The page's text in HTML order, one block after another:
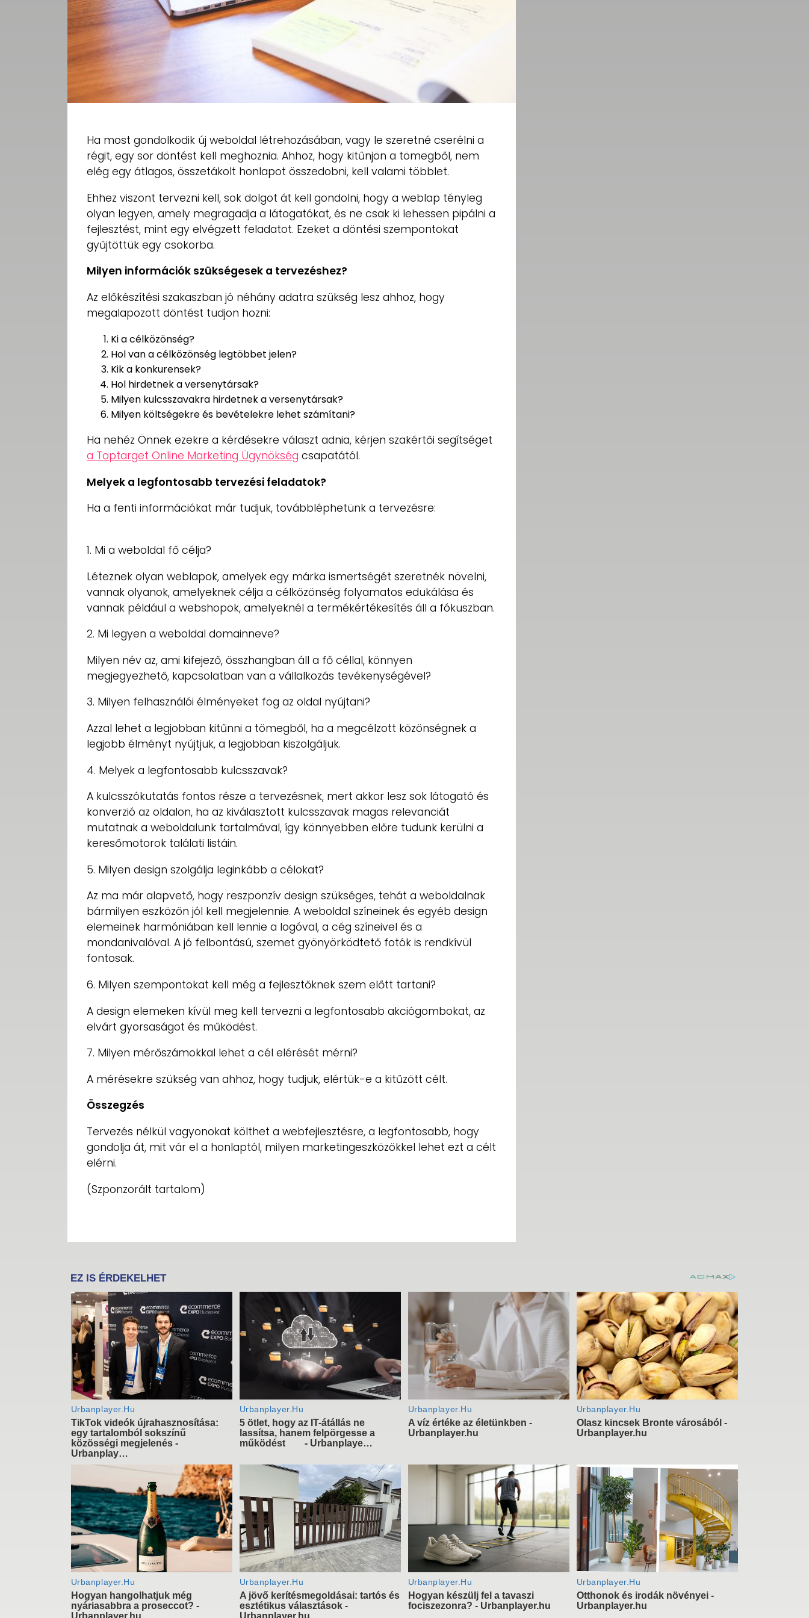
Ha most gondolkodik új weboldal létrehozásában, vagy le szeretné cserélni a
régit, egy sor döntést kell meghoznia. Ahhoz, hogy kitűnjön a tömegből, nem
elég egy átlagos, összetákolt honlapot összedobni, kell valami többlet.
Ehhez viszont tervezni kell, sok dolgot át kell gondolni, hogy a weblap tényleg
olyan legyen, amely megragadja a látogatókat, és ne csak ki lehessen pipálni a
fejlesztést, mint egy elvégzett feladatot. Ezeket a döntési szempontokat
gyűjtöttük egy csokorba.
Milyen információk szükségesek a tervezéshez?
Az előkészítési szakaszban jó néhány adatra szükség lesz ahhoz, hogy
megalapozott döntést tudjon hozni:
Ki a célközönség?
Hol van a célközönség legtöbbet jelen?
Kik a konkurensek?
Hol hirdetnek a versenytársak?
Milyen kulcsszavakra hirdetnek a versenytársak?
Milyen költségekre és bevételekre lehet számítani?
Ha nehéz Önnek ezekre a kérdésekre választ adnia, kérjen szakértői segítséget
a Toptarget Online Marketing Ügynökség csapatától.
Melyek a legfontosabb tervezési feladatok?
Ha a fenti információkat már tudjuk, továbbléphetünk a tervezésre:
1. Mi a weboldal fő célja?
Léteznek olyan weblapok, amelyek egy márka ismertségét szeretnék növelni,
vannak olyanok, amelyeknek célja a célközönség folyamatos edukálása és
vannak például a webshopok, amelyeknél a termékértékesítés áll a fókuszban.
2. Mi legyen a weboldal domainneve?
Milyen név az, ami kifejező, összhangban áll a fő céllal, könnyen
megjegyezhető, kapcsolatban van a vállalkozás tevékenységével?
3. Milyen felhasználói élményeket fog az oldal nyújtani?
Azzal lehet a legjobban kitűnni a tömegből, ha a megcélzott közönségnek a
legjobb élményt nyújtjuk, a legjobban kiszolgáljuk.
4. Melyek a legfontosabb kulcsszavak?
A kulcsszókutatás fontos része a tervezésnek, mert akkor lesz sok látogató és
konverzió az oldalon, ha az kiválasztott kulcsszavak magas relevanciát
mutatnak a weboldalunk tartalmával, így könnyebben előre tudunk kerülni a
keresőmotorok találati listáin.
5. Milyen design szolgálja leginkább a célokat?
Az ma már alapvető, hogy reszponzív design szükséges, tehát a weboldalnak
bármilyen eszközön jól kell megjelennie. A weboldal színeinek és egyéb design
elemeinek harmóniában kell lennie a logóval, a cég színeivel és a
mondanivalóval. A jó felbontású, szemet gyönyörködtető fotók is rendkívül
fontosak.
6. Milyen szempontokat kell még a fejlesztőknek szem előtt tartani?
A design elemeken kívül meg kell tervezni a legfontosabb akciógombokat, az
elvárt gyorsaságot és működést.
7. Milyen mérőszámokkal lehet a cél elérését mérni?
A mérésekre szükség van ahhoz, hogy tudjuk, elértük-e a kitűzött célt.
Összegzés
Tervezés nélkül vagyonokat költhet a webfejlesztésre, a legfontosabb, hogy
gondolja át, mit vár el a honlaptól, milyen marketingeszközökkel lehet ezt a célt
elérni.
(Szponzorált tartalom)